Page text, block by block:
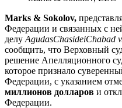
Marks & Sokolov,
Федерации и связанных с
делу AgudasChasideiChabad v
сообщить, что Верховный
решение Апелляционного
которое признало
Федерации, с указанием
миллионов долларов и
Федерации.